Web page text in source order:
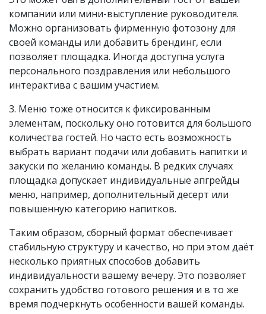
компании или мини-выступление руководителя.
Можно организовать фирменную фотозону для
своей команды или добавить брендинг, если
позволяет площадка. Иногда доступна услуга
персонального поздравления или небольшого
интерактива с вашим участием.
3. Меню тоже относится к фиксированным
элементам, поскольку оно готовится для большого
количества гостей. Но часто есть возможность
выбрать вариант подачи или добавить напитки и
закуски по желанию команды. В редких случаях
площадка допускает индивидуальные апгрейды
меню, например, дополнительный десерт или
повышенную категорию напитков.
Таким образом, сборный формат обеспечивает
стабильную структуру и качество, но при этом даёт
несколько приятных способов добавить
индивидуальности вашему вечеру. Это позволяет
сохранить удобство готового решения и в то же
время подчеркнуть особенности вашей команды.